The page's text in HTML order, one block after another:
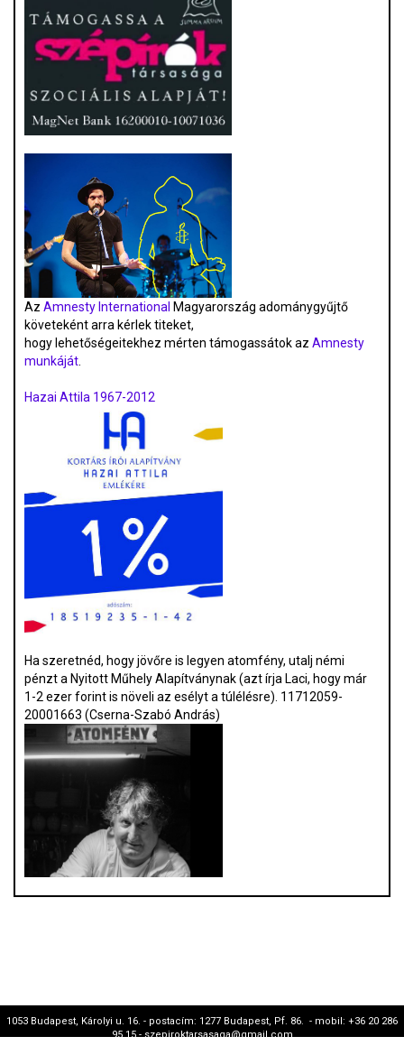
Az Amnesty International Magyarország adománygyűjtő
követeként arra kérlek titeket,
hogy lehetőségeitekhez mérten támogassátok az Amnesty
munkáját.
Hazai Attila 1967-2012
Ha szeretnéd, hogy jövőre is legyen atomfény, utalj némi
pénzt a Nyitott Műhely Alapítványnak (azt írja Laci, hogy már
1-2 ezer forint is növeli az esélyt a túlélésre). 11712059-
20001663 (Cserna-Szabó András)
1053 Budapest, Károlyi u. 16. - postacím: 1277 Budapest, Pf. 86. - mobil: +36 20 286
95 15 - szepiroktarsasaga@gmail.com